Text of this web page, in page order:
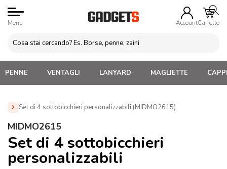
Menu AccountCarrello
PENNE VENTAGLI LANYARD MAGLIETTE
Set di 4 sottobicchieri personalizzabili (MIDMO2615)
Home » Gadget Cucina
MIDMO2615
Set di 4 sottobicchieri
personalizzabili